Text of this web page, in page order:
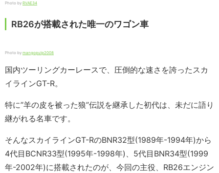
Photo by RVAE34
RB26が搭載された唯一のワゴン車
Photo by mangopulp2008
国内ツーリングカーレースで、圧倒的な速さを誇ったスカ
イラインGT-R。
特に”羊の皮を被った狼”伝説を継承した初代は、未だに語り
継がれる名車です。
そんなスカイラインGT-RのBNR32型(1989年-1994年)から
4代目BCNR33型(1995年-1998年)、5代目BNR34型(1999
年-2002年)に搭載されたのが、今回の主役、RB26エンジン